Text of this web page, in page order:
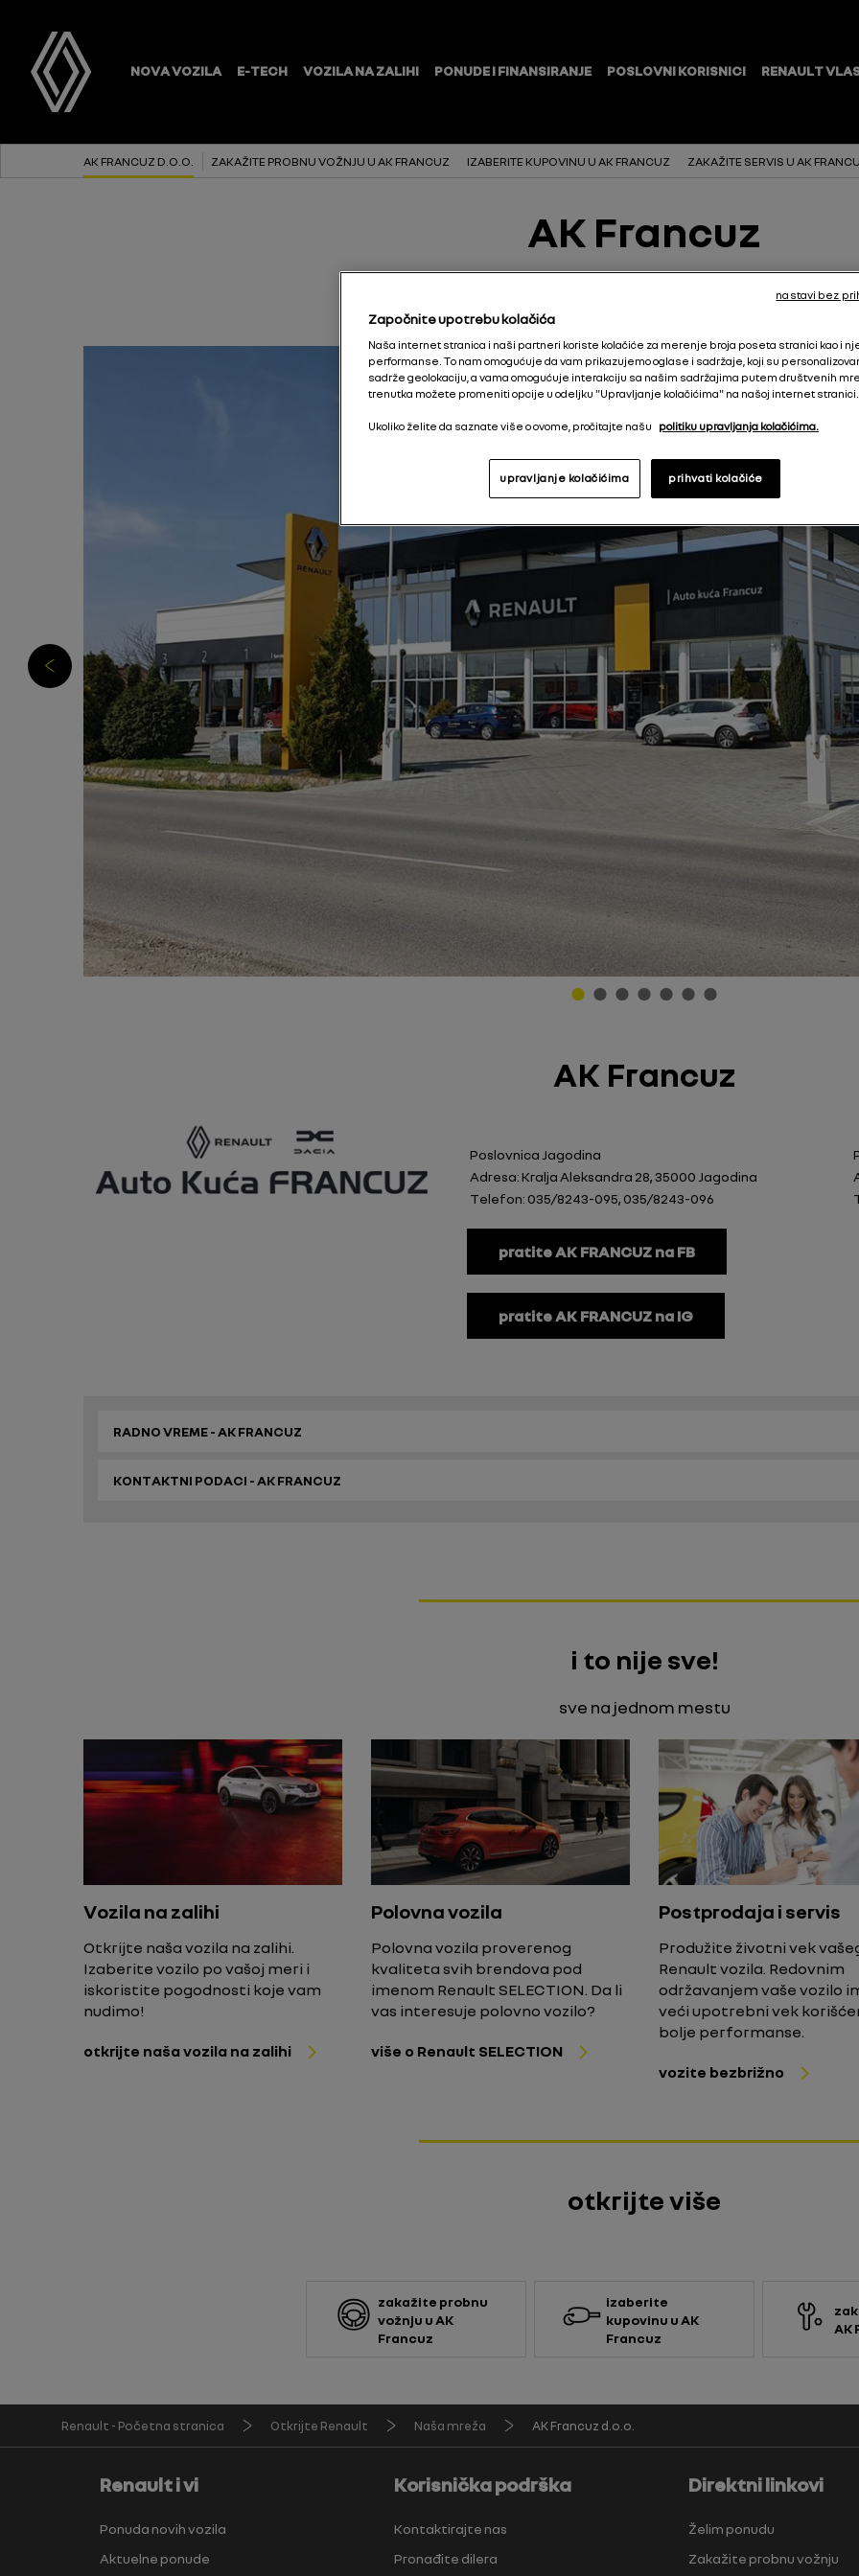
AK FRANCUZ D.O.O. ZAKAŽITE PROBNU VOŽNJU U AK FRANCUZ IZABERITE KUPOVINU U AK FRANCUZ ZAKAŽITE SERVIS U AK
AK Francuz
AK Francuz
Poslovnica Jagodina
Adresa: Kralja Aleksandra 28, 35000 Jagodina
Telefon: 035/8243-095, 035/8243-096
pratite AK FRANCUZ na FB
pratite AK FRANCUZ na IG
RADNO VREME - AK FRANCUZ
KONTAKTNI PODACI - AK FRANCUZ
i to nije sve!
sve na jednom mestu
Vozila na zalihi
Otkrijte naša vozila na zalihi.
Izaberite vozilo po vašoj meri i
iskoristite pogodnosti koje vam
nudimo!
otkrijte naša vozila na zalihi
Polovna vozila
Polovna vozila proverenog
kvaliteta svih brendova pod
imenom Renault SELECTION. Da li
vas interesuje polovno vozilo?
više o Renault SELECTION
Postprodaja i servis
Produžite životni vek
Renault vozila. Redovnim
održavanjem vaše vozilo
veći upotrebni vek
bolje performanse.
vozite bezbrižno
otkrijte više
zakažite probnu
vožnju u AK
Francuz
izaberite
kupovinu u AK
Francuz
AK
Započnite upotrebu kolačića
Naša internet stranica i naši partneri koriste kolačiće za merenje broja poseta stranici kao i
performanse. To nam omogućuje da vam prikazujemo oglase i sadržaje, koji su
sadrže geolokaciju, a vama omogućuje interakciju sa našim sadržajima putem društvenih
trenutka možete promeniti opcije u odeljku "Upravljanje kolačićima" na našoj internet stranici.
Ukoliko želite da saznate više o ovome, pročitajte našu politiku upravljanja kolačićima.
prihvati kolačiće
upravljanje kolačićima
nastavi bez